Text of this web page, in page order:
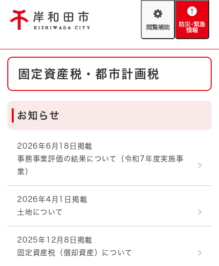
閲
助
防
緊
やさしい日本語
文字サイズ 標準
背景色変更 白 黒 青
防災・緊急情報 救急・消防
ハザードマップ AED設置箇所
本
固定資産税・都市計画税
お知らせ
2026年6月18日掲載
事務事業評価の結果について（令和7年度実施事
業）
2026年4月1日掲載
土地について
2025年12月8日掲載
固定資産税（償却資産）について